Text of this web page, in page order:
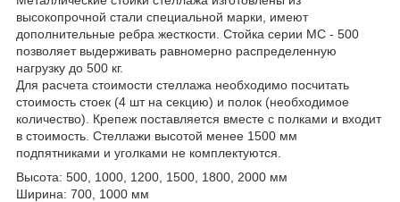
высокопрочной стали специальной марки, имеют
дополнительные ребра жесткости. Стойка серии МС - 500
позволяет выдерживать равномерно распределенную
нагрузку до 500 кг.
Для расчета стоимости стеллажа необходимо посчитать
стоимость стоек (4 шт на секцию) и полок (необходимое
количество). Крепеж поставляется вместе с полками и входит
в стоимость. Стеллажи высотой менее 1500 мм
подпятниками и уголками не комплектуются.
Высота: 500, 1000, 1200, 1500, 1800, 2000 мм
Ширина: 700, 1000 мм